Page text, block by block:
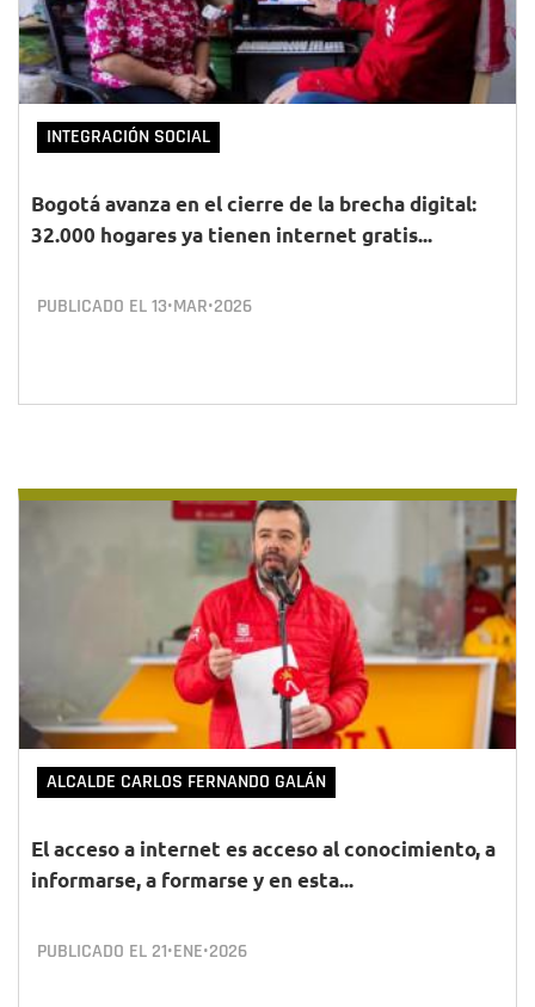
INTEGRACIÓN SOCIAL
Bogotá avanza en el cierre de la brecha digital:
32.000 hogares ya tienen internet gratis...
PUBLICADO EL13•MAR•2026
ALCALDE CARLOS FERNANDO GALÁN
El acceso a internet es acceso al conocimiento, a
informarse, a formarse y en esta...
PUBLICADO EL 21•ENE•2026